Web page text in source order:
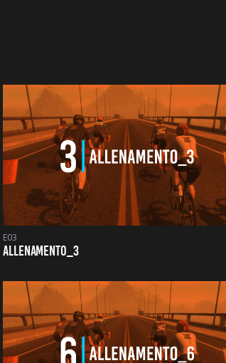
E03
ALLENAMENTO_3